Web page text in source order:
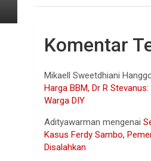
Komentar
Mikaell Sweetdhiani
Harga BBM, Dr R
Warga DIY
Adityawarman mengenai
Kasus Ferdy Sambo,
Disalahkan